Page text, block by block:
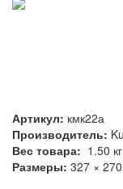
Артикул: кмк22а
Производитель:
Вес товара: 1.50 кг
Размеры: 327 ×